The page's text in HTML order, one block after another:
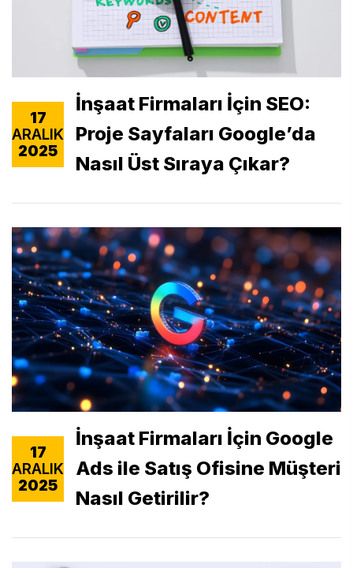
17
ARALIK
2025
İnşaat Firmaları İçin SEO:
Proje Sayfaları Google’da
Nasıl Üst Sıraya Çıkar?
17
ARALIK
2025
İnşaat Firmaları İçin Google
Ads ile Satış Ofisine Müşteri
Nasıl Getirilir?